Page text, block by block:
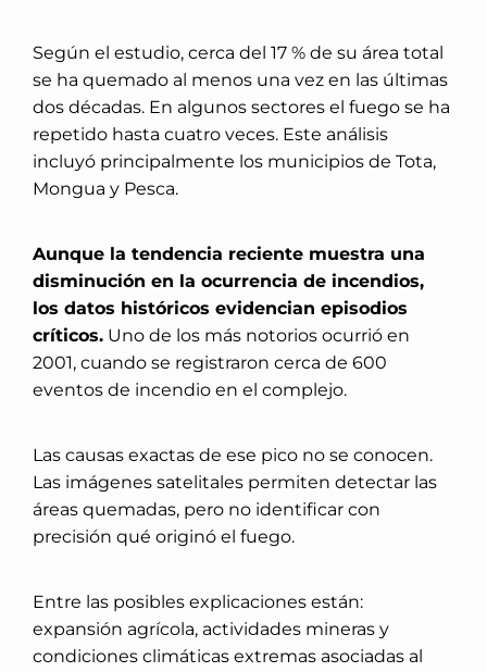
Según el estudio, cerca del 17 % de su área total
se ha quemado al menos una vez en las últimas
dos décadas. En algunos sectores el fuego se ha
repetido hasta cuatro veces. Este análisis
incluyó principalmente los municipios de Tota,
Mongua y Pesca.
Aunque la tendencia reciente muestra una
disminución en la ocurrencia de incendios,
los datos históricos evidencian episodios
críticos. Uno de los más notorios ocurrió en
2001, cuando se registraron cerca de 600
eventos de incendio en el complejo.
Las causas exactas de ese pico no se conocen.
Las imágenes satelitales permiten detectar las
áreas quemadas, pero no identificar con
precisión qué originó el fuego.
Entre las posibles explicaciones están:
expansión agrícola, actividades mineras y
condiciones climáticas extremas asociadas al